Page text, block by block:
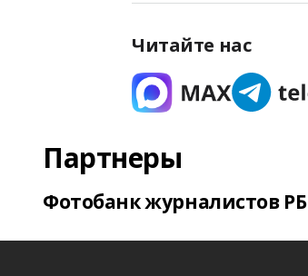
Читайте нас
Партнеры
Фотобанк журналистов РБ